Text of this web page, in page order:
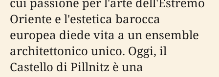
Oriente e l'estetica barocca
europea diede vita a un ensemble
architettonico unico. Oggi, il
Castello di Pillnitz è una